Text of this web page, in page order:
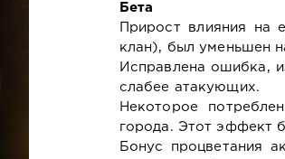
Бета
Прирост влияния на
клан), был уменьшен
Исправлена ошибка,
слабее атакующих.
Некоторое
города. Этот эффект
Бонус процветания